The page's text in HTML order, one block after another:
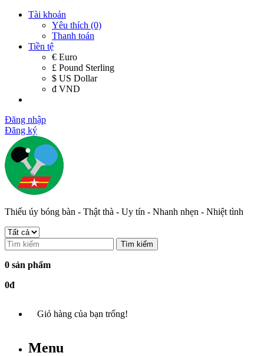
Tài khoản
Yêu thích (0)
Thanh toán
Tiền tệ
€ Euro
£ Pound Sterling
$ US Dollar
đ VND
Đăng nhập
Đăng ký
Thiếu úy bóng bàn - Thật thà - Uy tín - Nhanh nhẹn - Nhiệt tình
Tìm kiếm
0 sản phẩm
0đ
Giỏ hàng của bạn trống!
Menu